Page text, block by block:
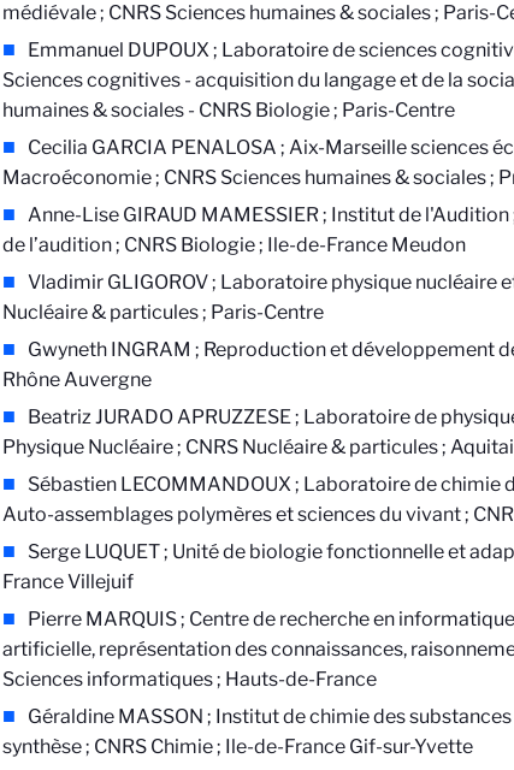
médiévale ; CNRS Sciences humaines & sociales ; Paris-
Emmanuel DUPOUX ; Laboratoire de sciences
Sciences cognitives - acquisition du langage et de la
humaines & sociales - CNRS Biologie ; Paris-Centre
Cecilia GARCIA PENALOSA ; Aix-Marseille sciences
Macroéconomie ; CNRS Sciences humaines & sociales ;
Anne-Lise GIRAUD MAMESSIER ; Institut de
de l’audition ; CNRS Biologie ; Ile-de-France Meudon
Vladimir GLIGOROV ; Laboratoire physique nucléaire
Nucléaire & particules ; Paris-Centre
Gwyneth INGRAM ; Reproduction et développement
Rhône Auvergne
Beatriz JURADO APRUZZESE ; Laboratoire de
Physique Nucléaire ; CNRS Nucléaire & particules ;
Sébastien LECOMMANDOUX ; Laboratoire de chimie
Auto-assemblages polymères et sciences du vivant ;
Serge LUQUET ; Unité de biologie fonctionnelle et
France Villejuif
Pierre MARQUIS ; Centre de recherche en
artificielle, représentation des connaissances,
Sciences informatiques ; Hauts-de-France
Géraldine MASSON ; Institut de chimie des
synthèse ; CNRS Chimie ; Ile-de-France Gif-sur-Yvette